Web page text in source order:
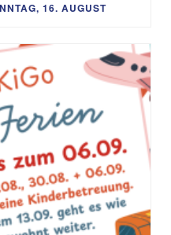
16. AUGUST